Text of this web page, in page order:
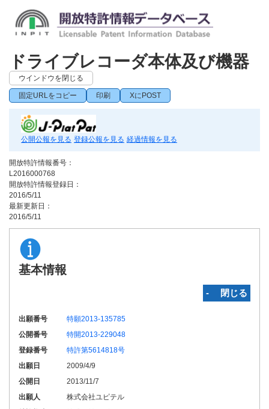
ドライブレコーダ本体及び機器
ウインドウを閉じる
固定URLをコピー 印刷 XにPOST
公開公報を見る 登録公報を見る 経過情報を見る
開放特許情報番号：
L2016000768
開放特許情報登録日：
2016/5/11
最新更新日：
2016/5/11
基本情報
‐ 閉じる
出願番号
特願2013-135785
公開番号
特開2013-229048
登録番号
特許第5614818号
出願日
2009/4/9
公開日
2013/11/7
出願人
株式会社ユピテル